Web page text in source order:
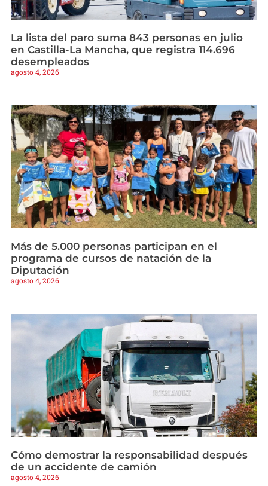
La lista del paro suma 843 personas en julio
en Castilla-La Mancha, que registra 114.696
desempleados
agosto 4, 2026
Más de 5.000 personas participan en el
programa de cursos de natación de la
Diputación
agosto 4, 2026
Cómo demostrar la responsabilidad después
de un accidente de camión
agosto 4, 2026